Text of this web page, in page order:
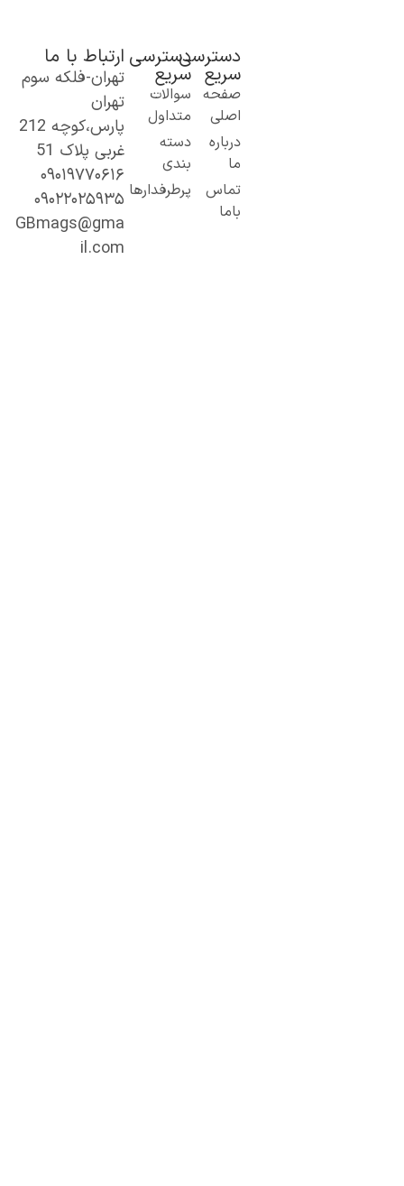
دسترسی
سریع
صفحه
اصلی
درباره
تماس
دسترسی
سریع
سوالات
متداول
دسته
بندی
پرطرفدارها
ارتباط با ما
تهران-فلکه سوم
تهران
پارس،کوچه 212
غربی پلاک 51
۰۹۰۱۹۷۷۰۶۱۶
۰۹۰۲۲۰۲۵۹۳۵
GBmags@gma
il.com